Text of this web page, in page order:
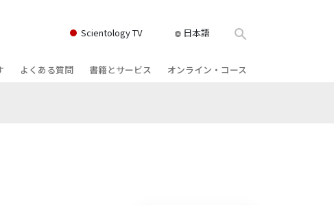
Scientology TV 日本語
よくある質問 書籍とサービス オンライン・コース